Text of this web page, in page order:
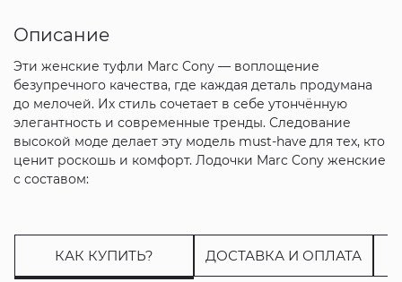
Описание
Эти женские туфли Marc Cony — воплощение
безупречного качества, где каждая деталь продумана
до мелочей. Их стиль сочетает в себе утончённую
элегантность и современные тренды. Следование
высокой моде делает эту модель must-have для тех, кто
ценит роскошь и комфорт. Лодочки Marc Cony женские
с составом:
КАК КУПИТЬ? ДОСТАВКА И ОПЛАТА